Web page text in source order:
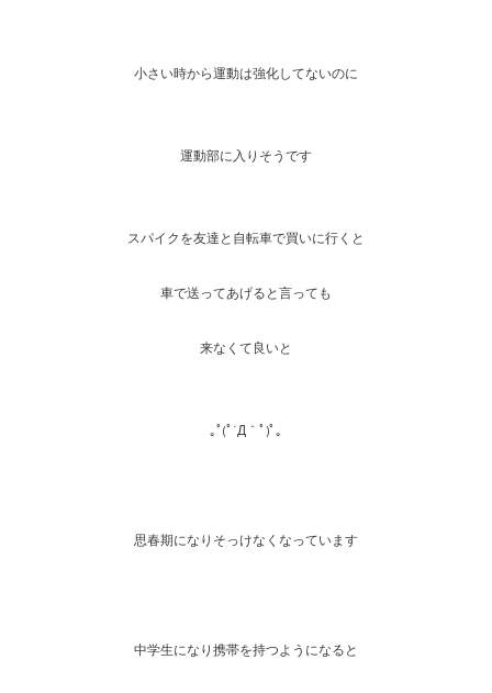
小さい時から運動は強化してないのに
運動部に入りそうです
スパイクを友達と自転車で買いに行くと
車で送ってあげると言っても
来なくて良いと
｡ﾟ(ﾟ´Д｀ﾟ)ﾟ｡
思春期になりそっけなくなっています
中学生になり携帯を持つようになると